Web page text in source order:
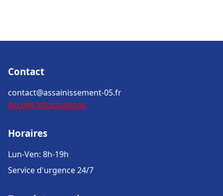
Contact
contact@assainissement-05.fr
Accueil Informations
Horaires
Lun-Ven: 8h-19h
Service d'urgence 24/7